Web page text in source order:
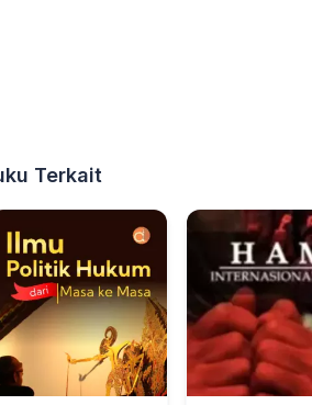
Terkait